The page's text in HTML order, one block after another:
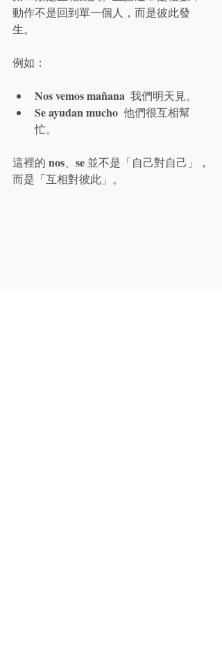
動作不是回到單一個人，而是彼此發
生。
例如：
Nos vemos mañana
  我們明天見。
Se ayudan mucho
  他們很互相幫
忙。
這裡的 nos、 se 並不是「自己對自己」，
而是「互相對彼此」。